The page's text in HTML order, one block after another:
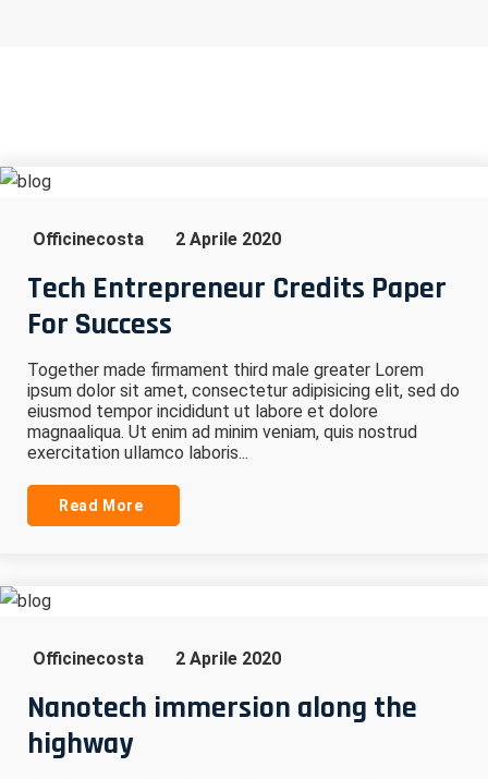
Officinecosta 2 Aprile 2020
Tech Entrepreneur Credits Paper
For Success
Together made firmament third male greater Lorem
ipsum dolor sit amet, consectetur adipisicing elit, sed do
eiusmod tempor incididunt ut labore et dolore
magnaaliqua. Ut enim ad minim veniam, quis nostrud
exercitation ullamco laboris...
Read More
Officinecosta 2 Aprile 2020
Nanotech immersion along the
highway